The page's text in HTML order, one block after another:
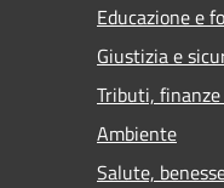
Educazione e
Giustizia e
Tributi,
Ambiente
Salute,